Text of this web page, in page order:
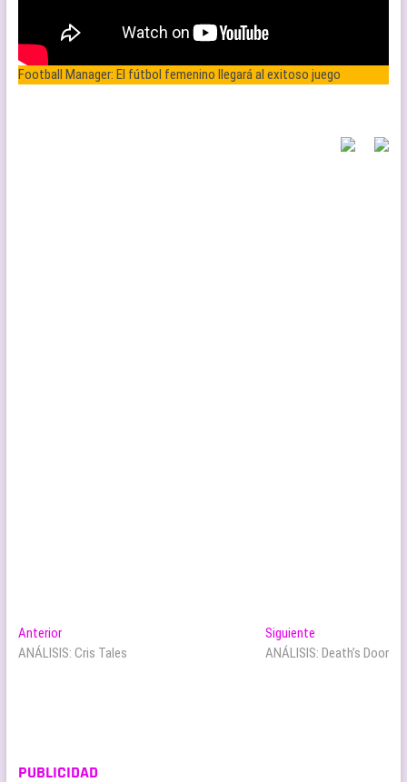
Football Manager: El fútbol femenino llegará al exitoso juego
Navegación
de
AnteriorEntrada
anterior:
ANÁLISIS: Cris Tales
Siguiente
siguiente:
ANÁLISIS: Death’s Door
PUBLICIDAD